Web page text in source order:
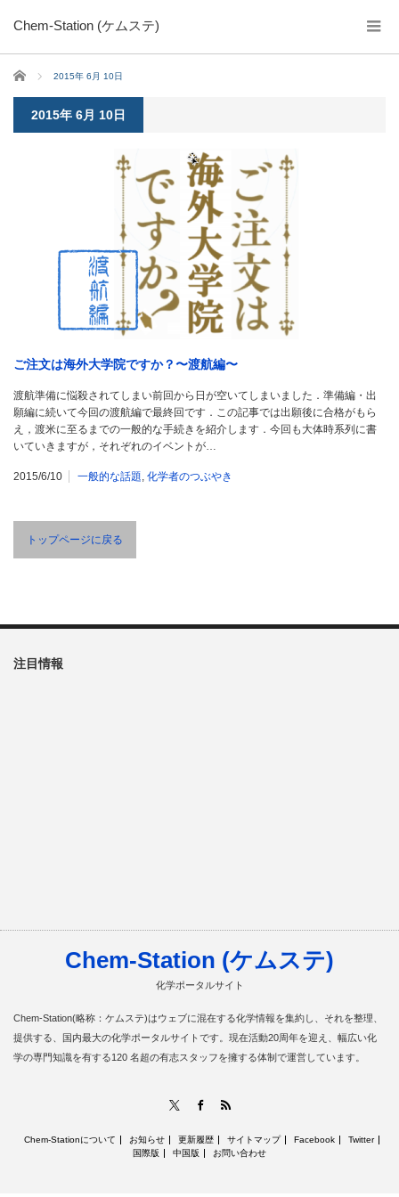
Chem-Station (ケムステ)
ホーム 2015年 6月 10日
2015年 6月 10日
ご注文は海外大学院ですか？〜渡航編〜
渡航準備に悩殺されてしまい前回から日が空いてしまいました．準備編・出
願編に続いて今回の渡航編で最終回です．この記事では出願後に合格がもら
え，渡米に至るまでの一般的な手続きを紹介します．今回も大体時系列に書
いていきますが，それぞれのイベントが…
2015/6/10 一般的な話題, 化学者のつぶやき
トップページに戻る
注目情報
Chem-Station (ケムステ)
化学ポータルサイト
Chem-Station(略称：ケムステ)はウェブに混在する化学情報を集約し、それを整理、
提供する、国内最大の化学ポータルサイトです。現在活動20周年を迎え、幅広い化
学の専門知識を有する120 名超の有志スタッフを擁する体制で運営しています。
Facebook
Chem-Stationについて お知らせ 更新履歴 サイトマップ Facebook
Twitter
国際版
中国版 お問い合わせ